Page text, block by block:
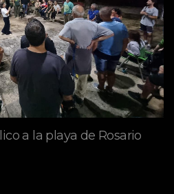
a la playa de Rosario